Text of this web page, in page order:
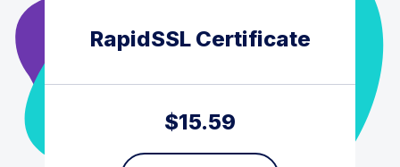
RapidSSL Certificate
$15.59